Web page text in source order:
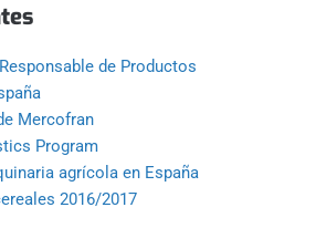
de Productos
Mercofran
Program
agrícola en España
2016/2017